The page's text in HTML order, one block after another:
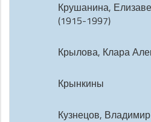
Крушанина,
(1915-1997)
Крылова, Клара
Крынкины
Кузнецов,